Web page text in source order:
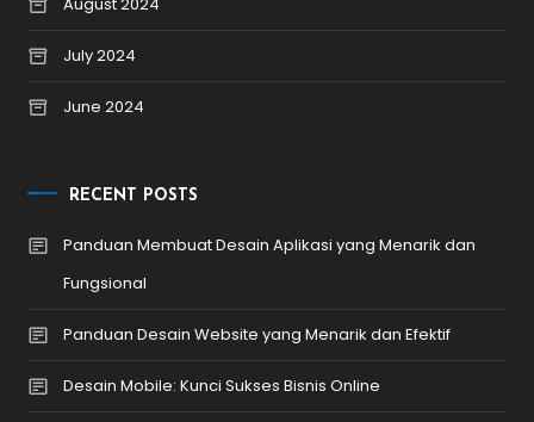
July 2024
June 2024
RECENT POSTS
Panduan Membuat Desain Aplikasi yang Menarik dan
Fungsional
Panduan Desain Website yang Menarik dan Efektif
Desain Mobile: Kunci Sukses Bisnis Online